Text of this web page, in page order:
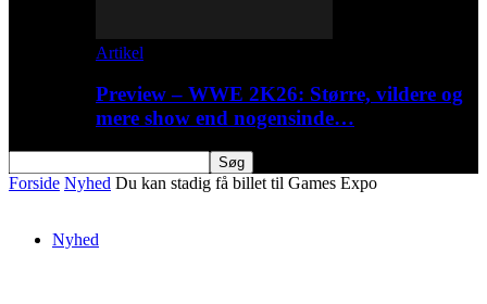
Artikel
Preview – WWE 2K26: Større, vildere og
mere show end nogensinde…
Forside Nyhed Du kan stadig få billet til Games Expo
Nyhed